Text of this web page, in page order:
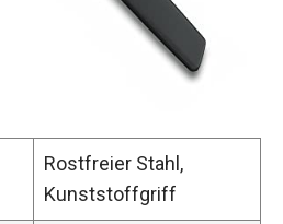
Rostfreier Stahl,
Kunststoffgriff